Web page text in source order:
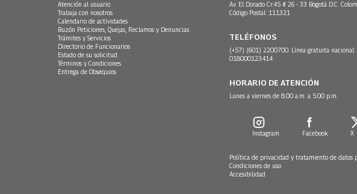
Atención al usuario
Trabaja con nosotros
Calendario de actividades
Buzón Peticiones, Quejas, Reclamos y Denuncias
Trámites y Servicios
Directorio de Funcionarios
Estado de su solicitud
Términos y Condiciones
Entrega de Obsequios
Av. El Dorado Cr.45 # 26 - 33 Bogotá D.C.
Código Postal: 111321
TELÉFONOS
(+57) (601) 2200700. Línea gratuita nacional:
018000123414
HORARIO DE ATENCIÓN
Lunes a viernes de 8:00 a.m. a 5:00 p.m.
Instagram Facebook X
Política de privacidad y tratamiento de datos
Condiciones de uso
Accesibilidad